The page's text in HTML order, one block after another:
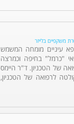
משקפיים בלייזר
עיניים מומחה המשמש
"כרמל" בחיפה וכמרצה
של הטכניון. ד"ר היימס
לרפואה של הטכניון,